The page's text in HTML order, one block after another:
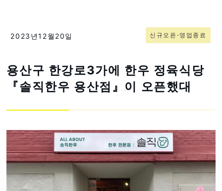
2023년12월20일 신규오픈⋅영업종료
용산구 한강로3가에 한우 정육식당
『솔직한우 용산점』이 오픈했대